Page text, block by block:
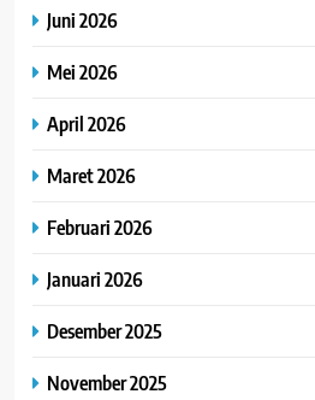
Juni 2026
Mei 2026
April 2026
Maret 2026
Februari 2026
Januari 2026
Desember 2025
November 2025